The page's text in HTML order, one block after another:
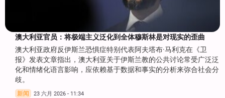
澳大利亚官员：将极端主义泛化到全体穆斯林是对现实的歪曲
澳大利亚政府反伊斯兰恐惧症特别代表阿夫塔布·马利克在《卫
报》发表文章指出，澳大利亚关于伊斯兰教的公共讨论常受广泛泛
化和情绪化语言影响，应依赖基于数据和事实的分析来弥合社会分
歧。
新闻 23 六月 2026 - 11:34